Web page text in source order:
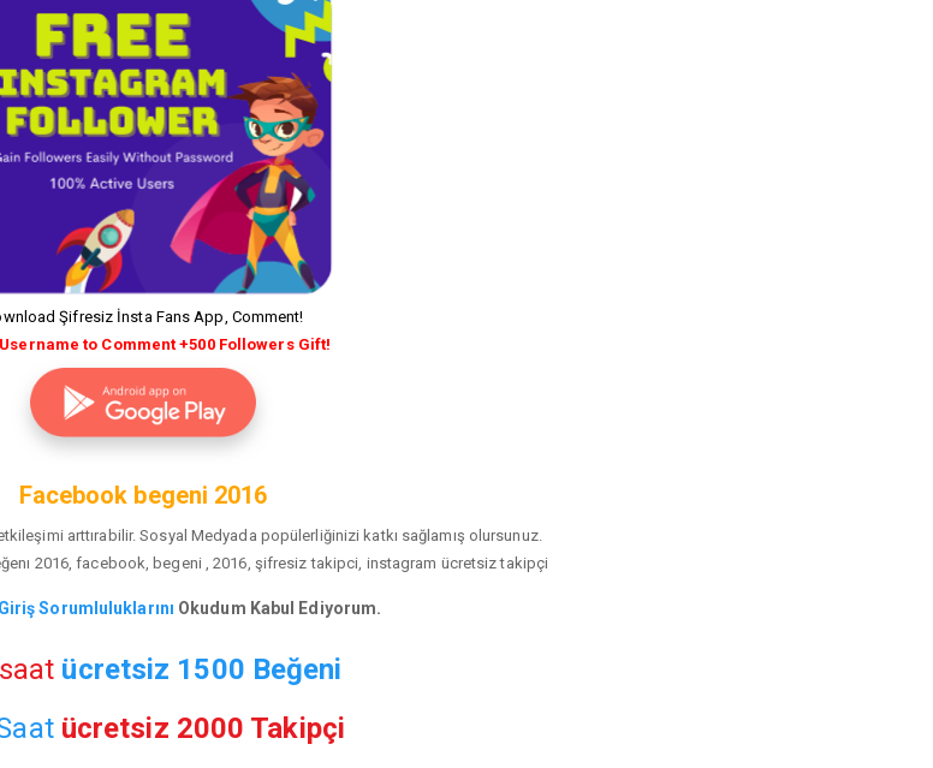
Şifresiz İnsta Fans App, Comment!
to Comment +500 Followers Gift!
Facebook begeni 2016
arttırabilir. Sosyal Medyada popülerliğinizi katkı sağlamış olursunuz.
2016, facebook, begeni , 2016, şifresiz takipci, instagram ücretsiz takipçi
Sorumluluklarını Okudum Kabul Ediyorum.
ücretsiz 1500 Beğeni
ücretsiz 2000 Takipçi